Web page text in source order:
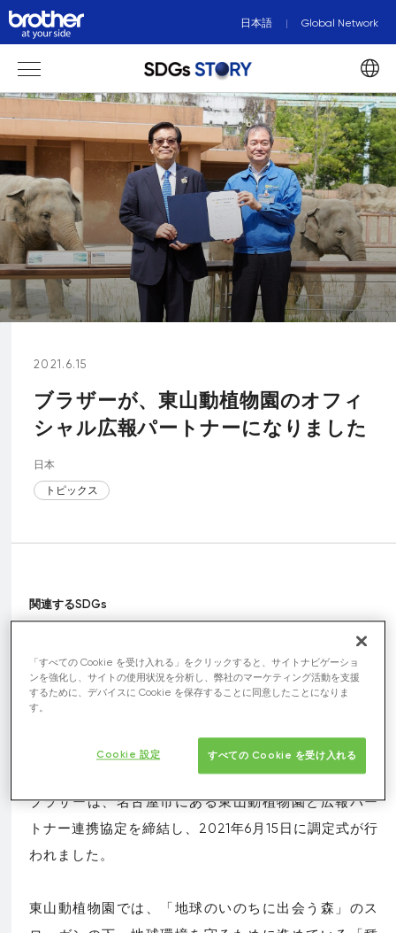
日本語 Global Network
2021.6.15
ブラザーが、東山動植物園のオフィ
シャル広報パートナーになりました
日本
トピックス
関連するSDGs
ブラザーは、名古屋市にある東山動植物園と広報パー
トナー連携協定を締結し、2021年6月15日に調定式が行
われました。
東山動植物園では、「地球のいのちに出会う森」のス
「すべての Cookie を受け入れる」をクリックすると、サイトナビゲーショ
ンを強化し、サイトの使用状況を分析し、弊社のマーケティング活動を支援
するために、デバイスに Cookie を保存することに同意したことになりま
す。
すべての Cookie を受け入れる
Cookie 設定